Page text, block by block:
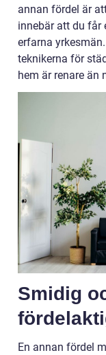
annan fördel är
innebär att du får
erfarna
teknikerna för
hem är renare än
Smidig
En annan fördel